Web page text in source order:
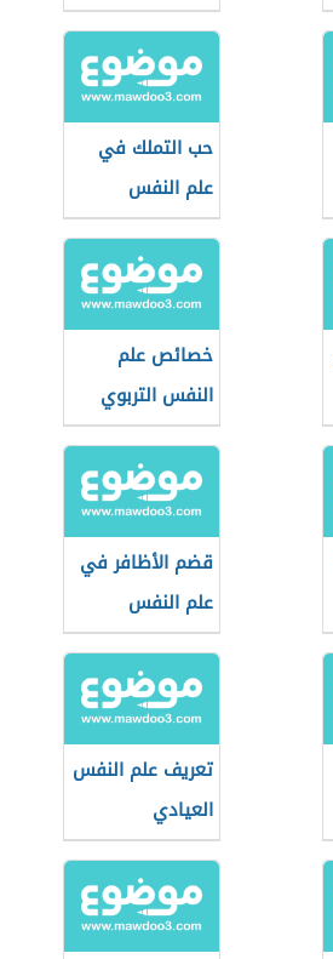
حب التملك في
علم النفس
خصائص علم
النفس التربوي
قضم الأظافر في
علم النفس
تعريف علم النفس
العيادي